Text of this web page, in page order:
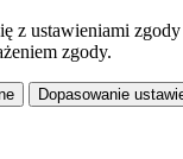
z ustawieniami zgody
zgody.
Dopasowanie